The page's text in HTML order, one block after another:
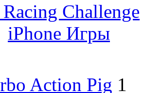
Challenge
iPhone Игры
Action Pig 1